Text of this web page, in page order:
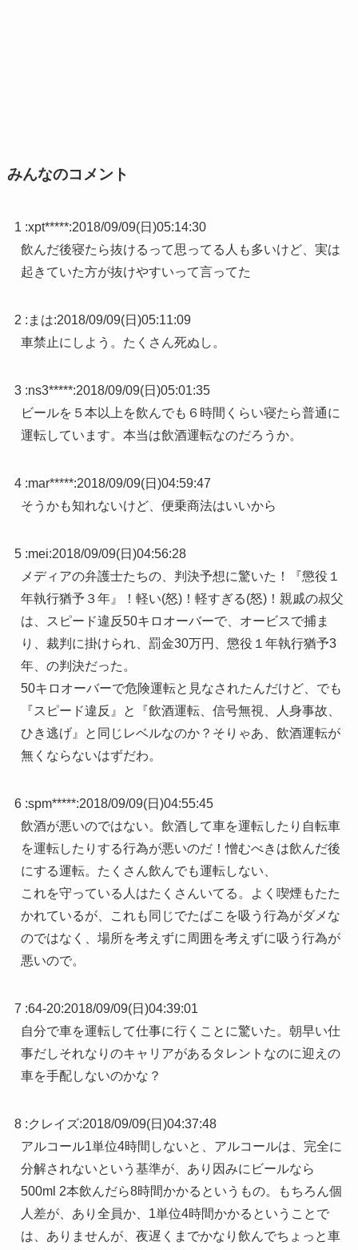
みんなのコメント
1 :xpt*****:2018/09/09(日)05:14:30
飲んだ後寝たら抜けるって思ってる人も多いけど、実は
起きていた方が抜けやすいって言ってた
2 : まは:2018/09/09(日)05:11:09
車禁止にしよう。たくさん死ぬし。
3 :ns3*****:2018/09/09(日)05:01:35
ビールを５本以上を飲んでも６時間くらい寝たら普通に
運転しています。本当は飲酒運転なのだろうか。
4 :mar*****:2018/09/09(日)04:59:47
そうかも知れないけど、便乗商法はいいから
5 :mei:2018/09/09(日)04:56:28
メディアの弁護士たちの、判決予想に驚いた！『懲役１
年執行猶予３年』！軽い(怒)！軽すぎる(怒)！親戚の叔父
は、スピード違反50キロオーバーで、オービスで捕ま
り、裁判に掛けられ、罰金30万円、懲役１年執行猶予3
年、の判決だった。
50キロオーバーで危険運転と見なされたんだけど、でも
『スピード違反』と『飲酒運転、信号無視、人身事故、
ひき逃げ』と同じレベルなのか？そりゃあ、飲酒運転が
無くならないはずだわ。
6 :spm*****:2018/09/09(日)04:55:45
飲酒が悪いのではない。飲酒して車を運転したり自転車
を運転したりする行為が悪いのだ！憎むべきは飲んだ後
にする運転。たくさん飲んでも運転しない、
これを守っている人はたくさんいてる。よく喫煙もたた
かれているが、これも同じでたばこを吸う行為がダメな
のではなく、場所を考えずに周囲を考えずに吸う行為が
悪いので。
7 :64-20:2018/09/09(日)04:39:01
自分で車を運転して仕事に行くことに驚いた。朝早い仕
事だしそれなりのキャリアがあるタレントなのに迎えの
車を手配しないのかな？
8 :クレイズ:2018/09/09(日)04:37:48
アルコール1単位4時間しないと、アルコールは、完全に
分解されないという基準が、あり因みにビールなら
500ml 2本飲んだら8時間かかるというもの。もちろん個
人差が、あり全員か、1単位4時間かかるということで
は、ありませんが、夜遅くまでかなり飲んでちょっと車